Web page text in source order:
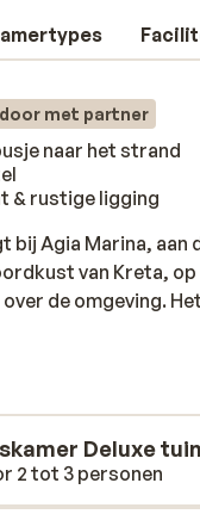
met partner
naar het strand
& rustige ligging
bij Agia Marina, aan
van Kreta, op
de omgeving.
sfeer, de groene
voor je vakantie
en comfortabel,
of terras. Je
die verspreid
Er zijn
Deluxe
2 tot 3 personen